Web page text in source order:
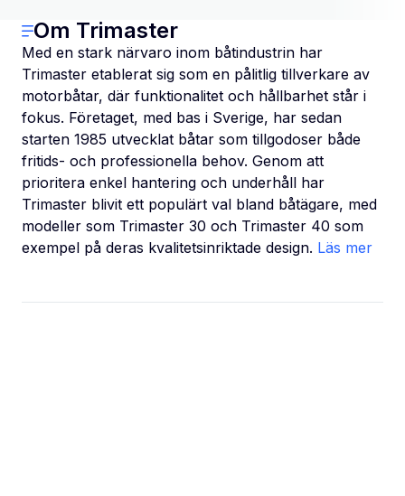
Om Trimaster
Med en stark närvaro inom båtindustrin har
Trimaster etablerat sig som en pålitlig tillverkare av
motorbåtar, där funktionalitet och hållbarhet står i
fokus. Företaget, med bas i Sverige, har sedan
starten 1985 utvecklat båtar som tillgodoser både
fritids- och professionella behov. Genom att
prioritera enkel hantering och underhåll har
Trimaster blivit ett populärt val bland båtägare, med
modeller som Trimaster 30 och Trimaster 40 som
exempel på deras kvalitetsinriktade design. Läs mer